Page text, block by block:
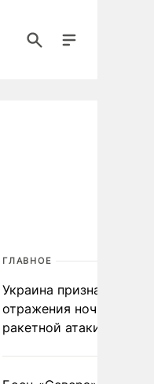
ГЛАВНОЕ
Украина признала
отражения ночной
ракетной атаки